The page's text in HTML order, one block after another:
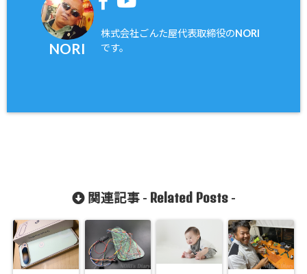
NORI
株式会社ごんた屋代表取締役のNORI
です。
関連記事 - Related Posts-